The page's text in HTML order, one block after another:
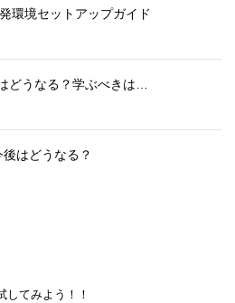
環境セットアップガイド
どうなる？学ぶべきは…
はどうなる？
してみよう！！